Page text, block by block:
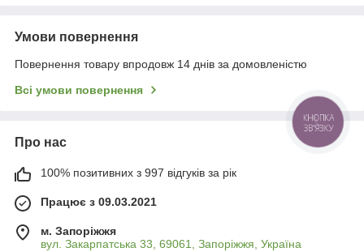
Умови повернення
Повернення товару впродовж 14 днів за домовленістю
Всі умови повернення
Про нас
100% позитивних з 997 відгуків за рік
Працює з 09.03.2021
м. Запоріжжя
вул. Закарпатська 33, 69061, Запоріжжя, Україна